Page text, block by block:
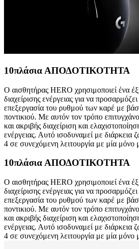
10πλάσια ΑΠΟΔΟΤΙΚΟΤΗΤΑ
Ο αισθητήρας HERO χρησιμοποιεί ένα
διαχείρισης ενέργειας για να
επεξεργασία του ρυθμού των καρέ με
ποντικιού. Με αυτόν τον τρόπο
και ακριβής διαχείριση και
ενέργειας. Αυτό ισοδυναμεί με
4 σε συνεχόμενη λειτουργία με μία μόνο
10πλάσια ΑΠΟΔΟΤΙΚΟΤΗΤΑ
Ο αισθητήρας HERO χρησιμοποιεί ένα
διαχείρισης ενέργειας για να
επεξεργασία του ρυθμού των καρέ με
ποντικιού. Με αυτόν τον τρόπο
και ακριβής διαχείριση και
ενέργειας. Αυτό ισοδυναμεί με
4 σε συνεχόμενη λειτουργία με μία μόνο